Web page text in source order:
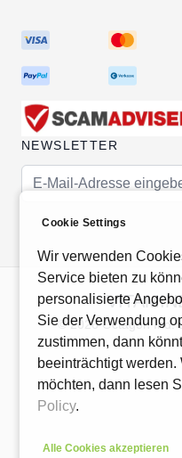
NEWSLETTER
© 2026 Octagon Ind.
Cookie Settings
Wir verwenden
Service bieten zu
personalisierte
Sie der Verwendung
zustimmen, dann
beeinträchtigt
möchten, dann lesen
Policy.
Alle Cookies akzeptieren